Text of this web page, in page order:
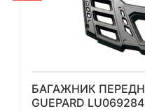
БАГАЖНИК
GUEPARD LU069284